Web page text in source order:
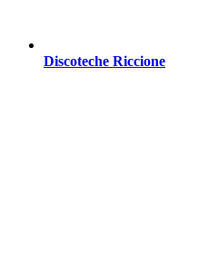
Discoteche Riccione